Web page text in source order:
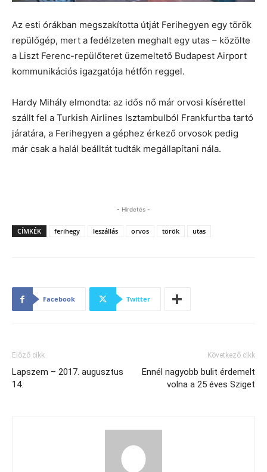
Az esti órákban megszakította útját Ferihegyen egy török
repülőgép, mert a fedélzeten meghalt egy utas – közölte
a Liszt Ferenc-repülőteret üzemeltető Budapest Airport
kommunikációs igazgatója hétfőn reggel.
Hardy Mihály elmondta: az idős nő már orvosi kísérettel
szállt fel a Turkish Airlines Isztambulból Frankfurtba tartó
járatára, a Ferihegyen a géphez érkező orvosok pedig
már csak a halál beálltát tudták megállapítani nála.
- Hirdetés -
CÍMKÉK ferihegy leszállás orvos török utas
Facebook Twitter
Előző cikk
Lapszem – 2017. augusztus
14.
Következő cikk
Ennél nagyobb bulit érdemelt
volna a 25 éves Sziget